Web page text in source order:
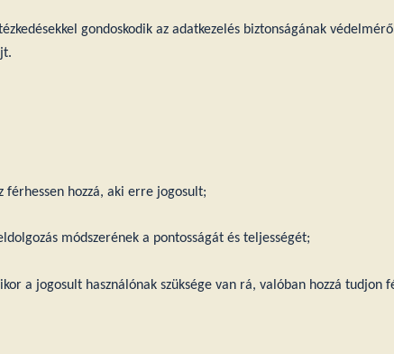
gondoskodik az adatkezelés biztonságának
hozzá, aki erre jogosult;
módszerének a pontosságát és teljességét;
a jogosult használónak szüksége van rá, valóban hozzá